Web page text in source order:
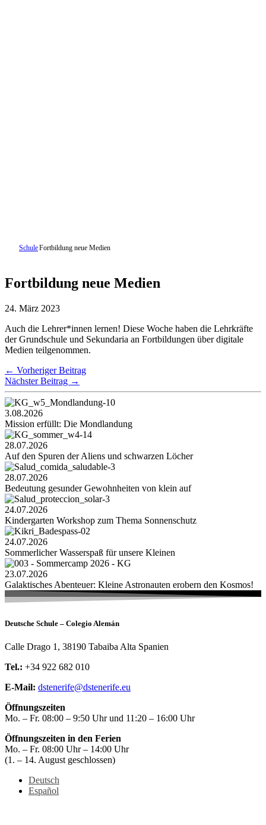
SchuleFortbildung neue Medien
Fortbildung neue Medien
24. März 2023
Auch die Lehrer*innen lernen! Diese Woche haben die Lehrkräfte
der Grundschule und Sekundaria an Fortbildungen über digitale
Medien teilgenommen.
← Vorheriger Beitrag
Nächster Beitrag →
3.08.2026
Mission erfüllt: Die Mondlandung
28.07.2026
Auf den Spuren der Aliens und schwarzen Löcher
28.07.2026
Bedeutung gesunder Gewohnheiten von klein auf
24.07.2026
Kindergarten Workshop zum Thema Sonnenschutz
24.07.2026
Sommerlicher Wasserspaß für unsere Kleinen
23.07.2026
Galaktisches Abenteuer: Kleine Astronauten erobern den Kosmos!
Deutsche Schule – Colegio Alemán
Calle Drago 1, 38190 Tabaiba Alta Spanien
Tel.: +34 922 682 010
E-Mail: dstenerife@dstenerife.eu
Öffnungszeiten
Mo. – Fr. 08:00 – 9:50 Uhr und 11:20 – 16:00 Uhr
Öffnungszeiten in den Ferien
Mo. – Fr. 08:00 Uhr – 14:00 Uhr
(1. – 14. August geschlossen)
Deutsch
Español